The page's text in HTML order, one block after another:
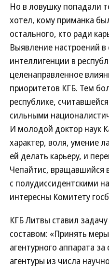
Но в ловушку попадали
хотел, кому приманка
остального, кто ради
Выявление настроений
интеллигенции в
целенаправленное
приоритетов КГБ. Тем
республике,
сильными
И молодой доктор наук
характер, воля, умение
ей делать карьеру, и
Чепайтис, вращавшийся
с полудиссидентскими
интересны Комитету
КГБ Литвы ставил
составом: «Принять
агентурного аппарата
агентуры из числа